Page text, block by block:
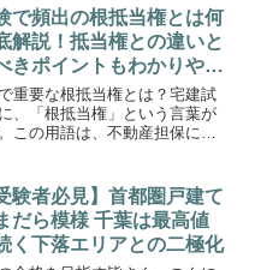
種類があり、それぞれに異なる
制が定められ...
で頻出の根抵当権とは何
解説！抵当権との違いと
きポイントもわかりやす
ます
重要な根抵当権とは？宅建試
、「根抵当権」という言葉が
この用語は、不動産担保に関
かり押さえることで、試験に出
に得点源にする...
験者必見】首都圏戸建て
だら模様 千葉は最高値
く下落エリアとの二極化